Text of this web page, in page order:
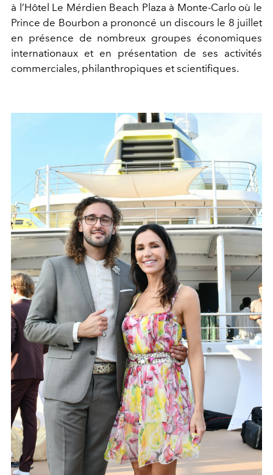
à l’Hôtel Le Mérdien Beach Plaza à Monte-Carlo où le
Prince de Bourbon a prononcé un discours le 8 juillet
en présence de nombreux groupes économiques
internationaux et en présentation de ses activités
commerciales, philanthropiques et scientifiques.